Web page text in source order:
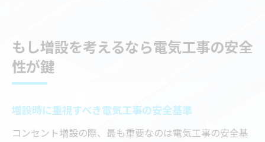
もし増設を考えるなら電気工事の安全
性が鍵
増設時に重視すべき電気工事の安全基準
コンセント増設の際、最も重要なのは電気工事の安全基